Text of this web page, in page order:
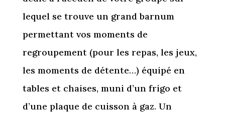
lequel se trouve un grand barnum
permettant vos moments de
regroupement (pour les repas, les jeux,
les moments de détente…) équipé en
tables et chaises, muni d’un frigo et
d’une plaque de cuisson à gaz. Un